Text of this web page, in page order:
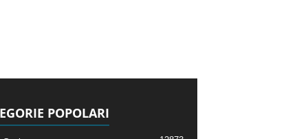
POPOLARI